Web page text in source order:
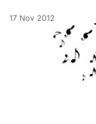
17 Nov 2012